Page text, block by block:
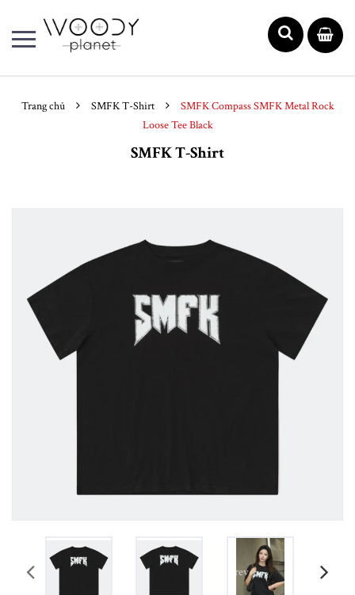
Trang chủ SMFK T-Shirt
SMFK Compass SMFK Metal Rock
Loose Tee Black
SMFK T-Shirt
prev